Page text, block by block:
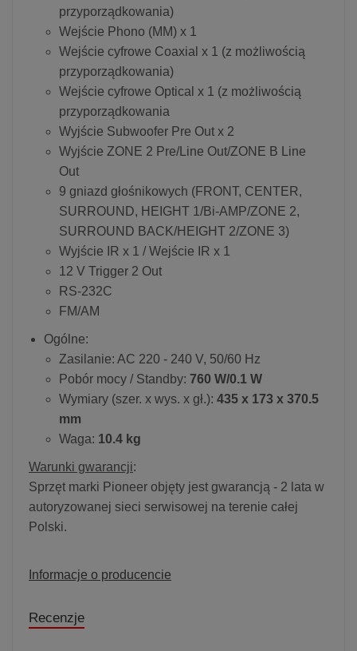
przyporządkowania)
Wejście Phono (MM) x 1
Wejście cyfrowe Coaxial x 1 (z możliwością
przyporządkowania)
Wejście cyfrowe Optical x 1 (z możliwością
przyporządkowania
Wyjście Subwoofer Pre Out x 2
Wyjście ZONE 2 Pre/Line Out/ZONE B Line
Out
9 gniazd głośnikowych (FRONT, CENTER,
SURROUND, HEIGHT 1/Bi-AMP/ZONE 2,
SURROUND BACK/HEIGHT 2/ZONE 3)
Wyjście IR x 1 / Wejście IR x 1
12 V Trigger 2 Out
RS-232C
FM/AM
Ogólne:
Zasilanie: AC 220 - 240 V, 50/60 Hz
Pobór mocy / Standby: 760 W/0.1 W
Wymiary (szer. x wys. x gł.): 435 x 173 x 370.5
mm
Waga: 10.4 kg
Warunki gwarancji:
Sprzęt marki Pioneer objęty jest gwarancją - 2 lata w
autoryzowanej sieci serwisowej na terenie całej
Polski.
Informacje o producencie
Recenzje